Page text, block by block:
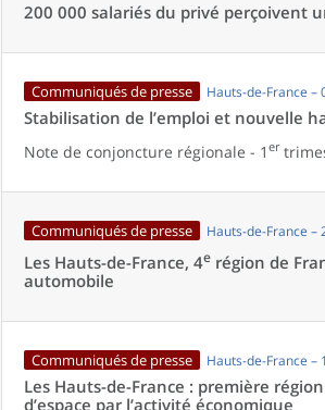
200 000 salariés du privé perçoivent
Communiqués de presse Hauts-de-France –
Stabilisation de l’emploi et nouvelle
Note de conjoncture régionale - 1 er
Communiqués de presse Hauts-de-France –
Les Hauts-de-France, 4e région de
automobile
Communiqués de presse Hauts-de-France –
Les Hauts-de-France : première
d’espace par l’activité économique